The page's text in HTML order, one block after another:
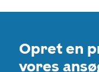
Opret en
vores